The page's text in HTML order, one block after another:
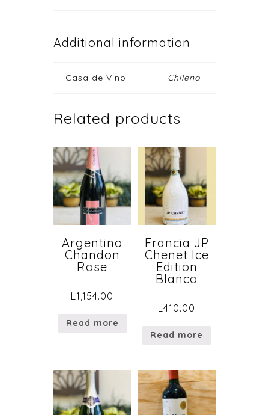
Additional information
Casa de Vino Chileno
Related products
Argentino
Chandon
Rose
L1,154.00
Read more
Francia JP
Chenet Ice
Edition
Blanco
L410.00
Read more